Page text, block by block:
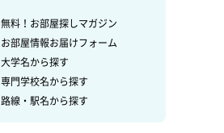
無料！お部屋探しマガジン
お部屋情報お届けフォーム
大学名から探す
専門学校名から探す
路線・駅名から探す